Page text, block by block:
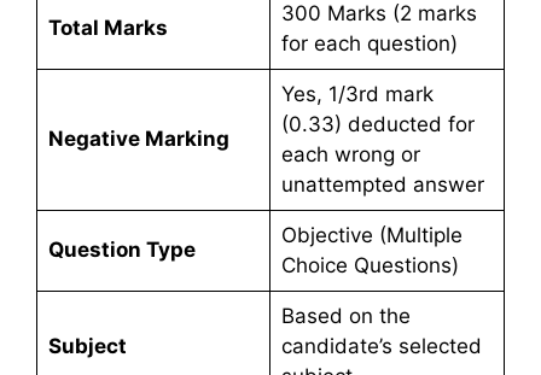
Total Marks
300 Marks (2 marks
for each question)
Negative Marking
Yes, 1/3rd mark
(0.33) deducted for
each wrong or
unattempted answer
Question Type
Objective (Multiple
Choice Questions)
Subject
Based on the
candidate’s selected